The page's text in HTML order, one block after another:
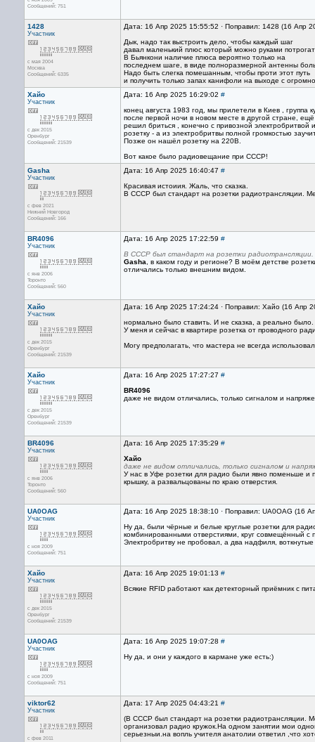
Сообщений: 751
1428
Участник
с мая 2004
Москва
Сообщений: 6335
Дата: 16 Апр 2025 15:55:52 · Поправил: 1428 (16 Апр
Дык, надо так выстроить дело, чтобы каждый шаг
давал маленький плюс который можно руками
В Бьянкони наличие плюса вероятно только на
последнем шаге, в виде полноразмерной антенны
Надо быть слегка помешанным, чтобы проти этот путь
и получить только запах канифоли на выходе с
Хайо
Участник
с дек 2015
Оренбург
Сообщений: 21539
Дата: 16 Апр 2025 16:29:02 #
конец августа 1983 год, мы прилетели в Киев ,
после первой ночи в новом месте в другой стране,
решил бриться , конечно с привозной электробритвой
розетку - а из электробритвы полной громкостью
Позже он нашёл розетку на 220В.
Вот какое было радиовещание при СССР!
Gasha
Участник
с фев 2021
Нижний Новгород
Сообщений: 166
Дата: 16 Апр 2025 16:40:47 #
Красивая истоиия. Жаль, что сказка.
В СССР был стандарт на розетки радиотрансляции.
BR4096
Участник
с янв 2006
Торонто
Сообщений: 560
Дата: 16 Апр 2025 17:22:59 #
В СССР был стандарт на розетки
Gasha , в каком году и регионе? В моём детстве
отличались только внешним видом.
Хайо
Участник
с дек 2015
Оренбург
Сообщений: 21539
Дата: 16 Апр 2025 17:24:24 · Поправил: Хайо (16 Апр
нормально было ставить. И не сказка, а реально было.
У меня и сейчас в квартире розетка от проводного
Могу предполагать, что мастера не всегда
Хайо
Участник
с дек 2015
Оренбург
Сообщений: 21539
Дата: 16 Апр 2025 17:27:27 #
BR4096
даже не видом отличались, только сигналом и
BR4096
Участник
с янв 2006
Торонто
Сообщений: 560
Дата: 16 Апр 2025 17:35:29 #
Хайо
даже не видом отличались, только сигналом и
У нас в Уфе розетки для радио были явно поменьше и
крышку, а развальцованы по краю отверстия.
UA0OAG
Участник
с ноя 2009
Сообщений: 751
Дата: 16 Апр 2025 18:38:10 · Поправил: UA0OAG (16
Ну да, были чёрные и белые круглые розетки для
комбинированными отверстиями, круг совмещённый с
Электробритву не пробовал, а два надфиля,
Хайо
Участник
с дек 2015
Оренбург
Сообщений: 21539
Дата: 16 Апр 2025 19:01:13 #
Всякие RFID работают как детекторный приёмник с
UA0OAG
Участник
с ноя 2009
Сообщений: 751
Дата: 16 Апр 2025 19:07:28 #
Ну да, и они у каждого в кармане уже есть:)
viktor62
Участник
с фев 2011
Дата: 17 Апр 2025 04:43:21 #
(В СССР был стандарт на розетки радиотрансляции.
организовал радио кружок.На одном занятии мои
серьезныи.на вопль учителя анатолии ответил ,что